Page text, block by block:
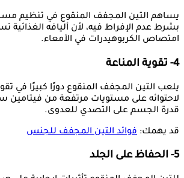
يساهم التين المجفف المنقوع في تنظيم
بشرط عدم الإفراط فيه، لأن أليافه الغذائية
امتصاص الكربوهيدرات في الأمعاء.
4- تقوية المناعة
يلعب التين المجفف المنقوع دورًا كبيرًا في
لاحتوائه على مستويات مرتفعة من فيتامين
قدرة الجسم على التصدي للعدوى.
قد يهمك: فوائد التين المجفف للجنس
5- الحفاظ على الجلد